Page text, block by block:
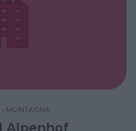
• MONTAGNA
Alpenhof